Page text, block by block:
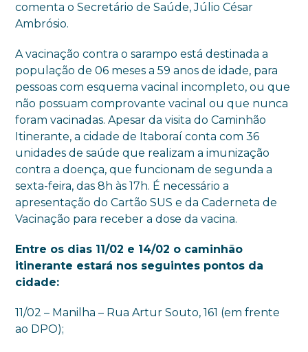
comenta o Secretário de Saúde, Júlio César
Ambrósio.
A vacinação contra o sarampo está destinada a
população de 06 meses a 59 anos de idade, para
pessoas com esquema vacinal incompleto, ou que
não possuam comprovante vacinal ou que nunca
foram vacinadas. Apesar da visita do Caminhão
Itinerante, a cidade de Itaboraí conta com 36
unidades de saúde que realizam a imunização
contra a doença, que funcionam de segunda a
sexta-feira, das 8h às 17h. É necessário a
apresentação do Cartão SUS e da Caderneta de
Vacinação para receber a dose da vacina.
Entre os dias 11/02 e 14/02 o caminhão
itinerante estará nos seguintes pontos da
cidade:
11/02 – Manilha – Rua Artur Souto, 161 (em frente
ao DPO);